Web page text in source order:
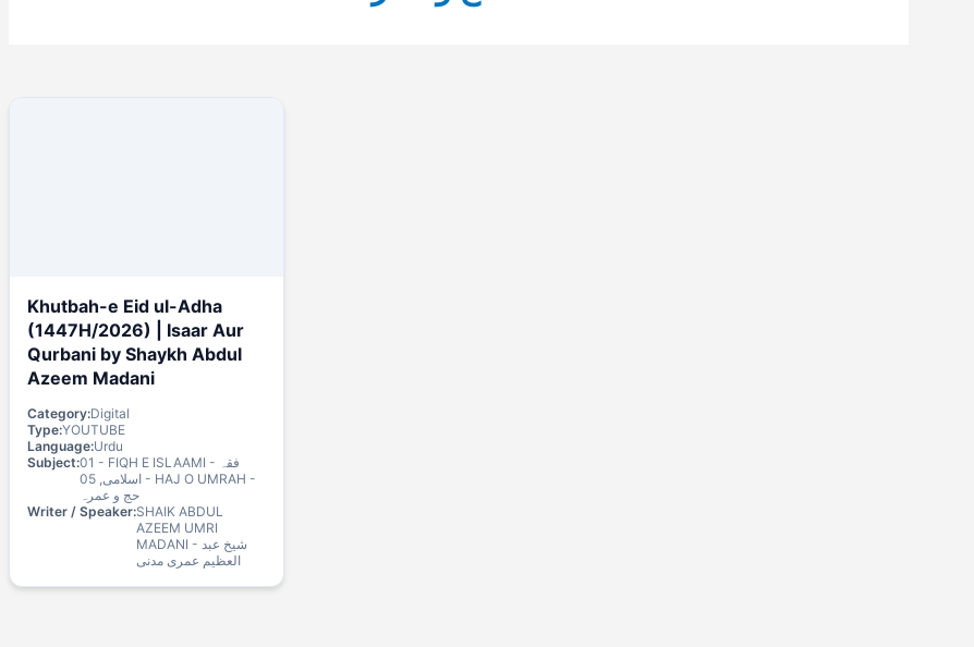
Khutbah-e Eid ul-Adha
(1447H/2026) | Isaar Aur
Qurbani by Shaykh Abdul
Azeem Madani
Category:Digital
Type:YOUTUBE
Language:Urdu
Subject:01 - FIQH E ISLAAMI - فقہ
اسلامی, 05 - HAJ O UMRAH -
حج و عمرہ
Writer / Speaker:SHAIK ABDUL
AZEEM UMRI
MADANI - شیخ عبد
العظیم عمری مدنی